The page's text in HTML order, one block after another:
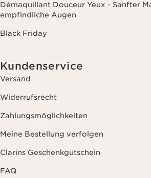
Démaquillant Douceur Yeux - Sanfter
empfindliche Augen
Black Friday
Kundenservice
Versand
Widerrufsrecht
Zahlungsmöglichkeiten
Meine Bestellung verfolgen
Clarins Geschenkgutschein
FAQ